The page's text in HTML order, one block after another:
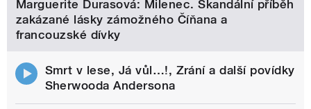
Marguerite Durasová: Milenec. Skandální příběh
zakázané lásky zámožného Číňana a
francouzské dívky
Smrt v lese, Já vůl…!, Zrání a další povídky
Sherwooda Andersona